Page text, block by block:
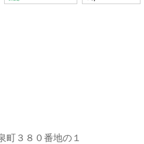
町３８０番地の１